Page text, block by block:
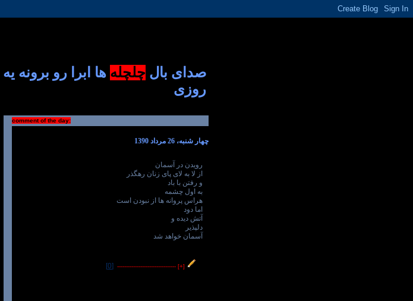
صدای بال چلچله ها ابرا رو برونه یه
روزی
comment of the day:
چهار شنبه، 26 مرداد 1390
رویدن در آسمان
از لا به لای پای زنان رهگذر
و رفتن با باد
به اول چشمه
هراس پروانه ها از نبودن است
اما دود
آتش دیده و
دلپذیر
آسمان خواهد شد
[+]
---------------------------------
[0]